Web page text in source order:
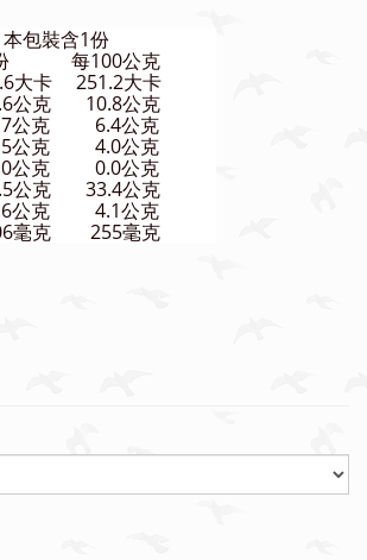
包裝含1份
每100公克
大卡
251.2大卡
公克
10.8公克
克
6.4公克
克
4.0公克
克
0.0公克
公克
33.4公克
克
克
4.1公克
255毫克